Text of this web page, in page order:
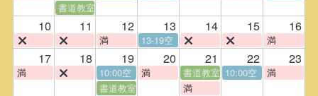
書道教室
10 11 12 13 14 15 16
満 13-19空 満
17 18 19 20 21 22 23
満 10:00空 満 書道教室 10:00空
満
書道教室
満